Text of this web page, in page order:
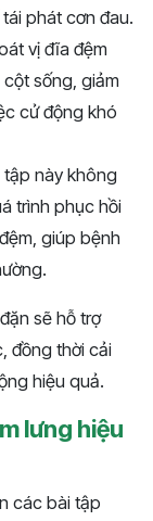
phát cơn đau.
vị đĩa đệm
sống, giảm
cử động khó
này không
trình phục hồi
giúp bệnh
sẽ hỗ trợ
đồng thời cải
hiệu quả.
lưng hiệu
các bài tập